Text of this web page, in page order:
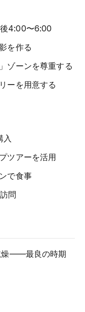
4:00〜6:00
を作る
ゾーンを尊重する
ーを用意する
入
ツアーを活用
で食事
問
燥——最良の時期